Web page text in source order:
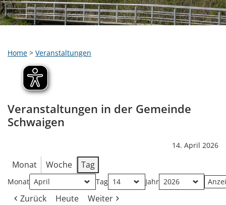
Home > Veranstaltungen
Veranstaltungen in der Gemeinde
Schwaigen
14. April 2026
Monat Woche Tag
Monat Tag Jahr
Zurück Heute Weiter